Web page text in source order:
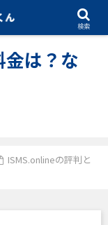
06.22.2026
は？な
ISMS.onlineの評判と
検索